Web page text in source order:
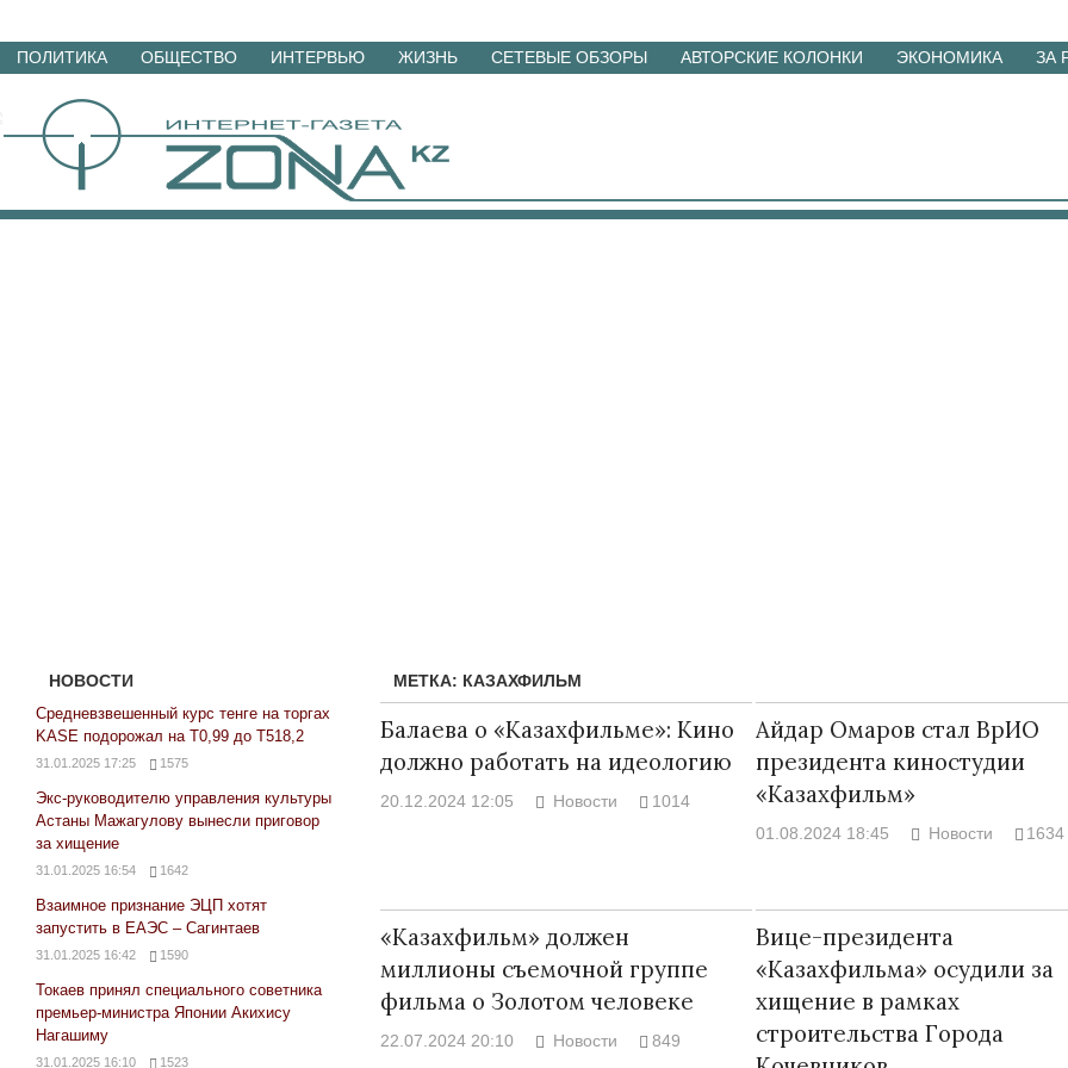
Перейти
материалам
ПОЛИТИКА ОБЩЕСТВО ИНТЕРВЬЮ ЖИЗНЬ СЕТЕВЫЕ ОБЗОРЫ АВТОРСКИЕ КОЛОНКИ ЭКОНОМИКА ЗА
МЕТКА: КАЗАХФИЛЬМ
Балаева о «Казахфильме»: Кино
должно работать на идеологию
20.12.2024 12:05 Новости 1014
Айдар Омаров стал ВрИО
президента киностудии
«Казахфильм»
01.08.2024 18:45 Новости 1634
«Казахфильм» должен
миллионы съемочной группе
фильма о Золотом человеке
22.07.2024 20:10 Новости 849
Вице-президента
«Казахфильма» осудили за
хищение в рамках
строительства Города
НОВОСТИ
Средневзвешенный курс тенге на торгах
KASE подорожал на Т0,99 до Т518,2
31.01.2025 17:25 1575
Экс-руководителю управления культуры
Астаны Мажагулову вынесли приговор
за хищение
31.01.2025 16:54 1642
Взаимное признание ЭЦП хотят
запустить в ЕАЭС – Сагинтаев
31.01.2025 16:42 1590
Токаев принял специального советника
премьер-министра Японии Акихису
Нагашиму
31.01.2025 16:10 1523
Народ выбрал свет
17.10.2024 17:00 29972
Странная
Дарига не
Авиакомпании
мошенниками
30.10.2024